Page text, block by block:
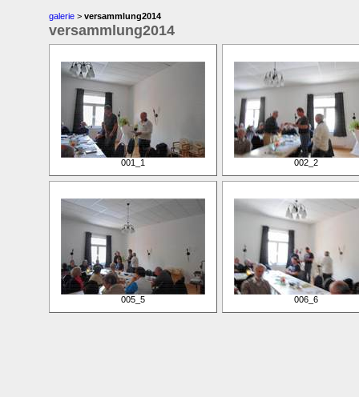
galerie > versammlung2014
versammlung2014
001_1 002_2
005_5 006_6